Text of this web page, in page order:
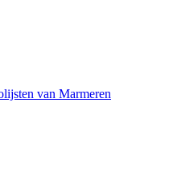
van Marmeren